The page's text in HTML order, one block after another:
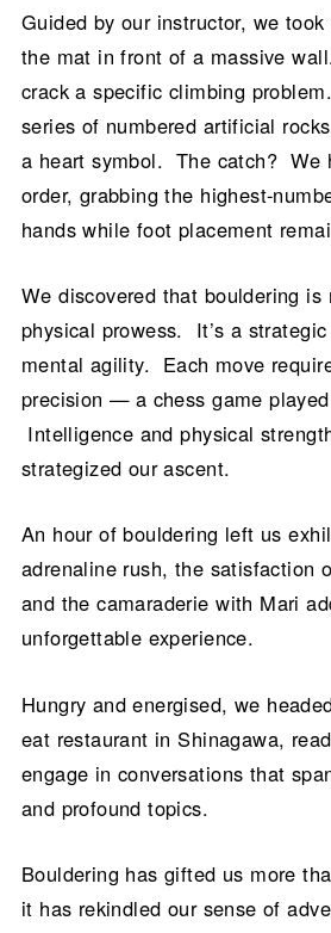
Guided by our instructor, we
the mat in front of a massive
crack a specific climbing
series of numbered artificial
a heart symbol. The catch? We
order, grabbing the highest-
hands while foot placement
We discovered that bouldering is
physical prowess. It’s a
mental agility. Each move
precision — a chess game
Intelligence and physical
strategized our ascent.
An hour of bouldering left us
adrenaline rush, the satisfaction
and the camaraderie with Mari
unforgettable experience.
Hungry and energised, we
eat restaurant in Shinagawa,
engage in conversations that
and profound topics.
Bouldering has gifted us more
it has rekindled our sense of